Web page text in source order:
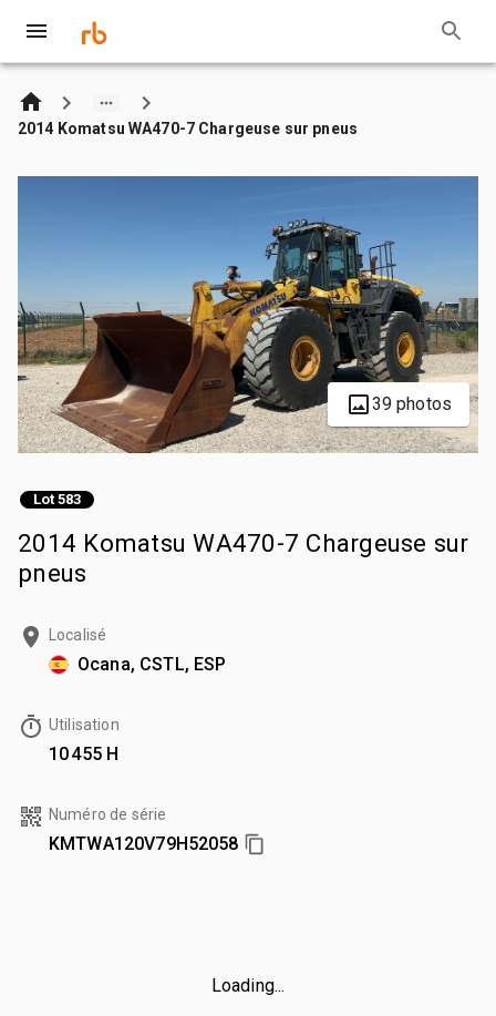
2014 Komatsu WA470-7 Chargeuse sur pneus
39 photos
Lot 583
2014 Komatsu WA470-7 Chargeuse sur
pneus
Localisé
Ocana, CSTL, ESP
Utilisation
10 455 H
Numéro de série
KMTWA120V79H52058
Loading...